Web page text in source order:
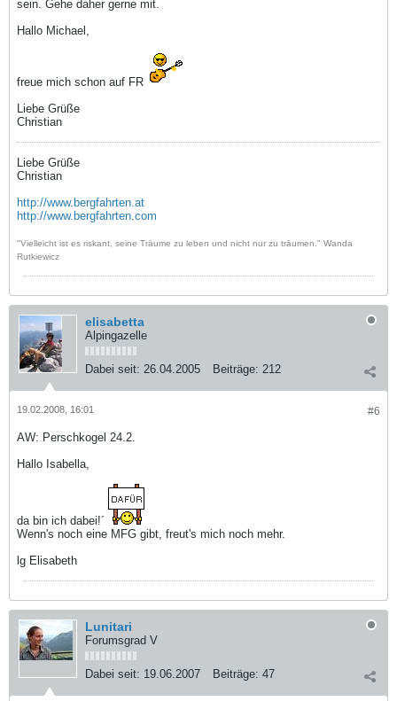
sein. Gehe daher gerne mit.
Hallo Michael,
freue mich schon auf FR
Liebe Grüße
Christian
Liebe Grüße
Christian
http://www.bergfahrten.at
http://www.bergfahrten.com
"Vielleicht ist es riskant, seine Träume zu leben und nicht nur zu träumen." Wanda
Rutkiewicz
elisabetta
Alpingazelle
Dabei seit: 26.04.2005 Beiträge: 212
#6
19.02.2008, 16:01
AW: Perschkogel 24.2.
Hallo Isabella,
da bin ich dabei!´
Wenn's noch eine MFG gibt, freut's mich noch mehr.
lg Elisabeth
Lunitari
Forumsgrad V
Dabei seit: 19.06.2007 Beiträge: 47